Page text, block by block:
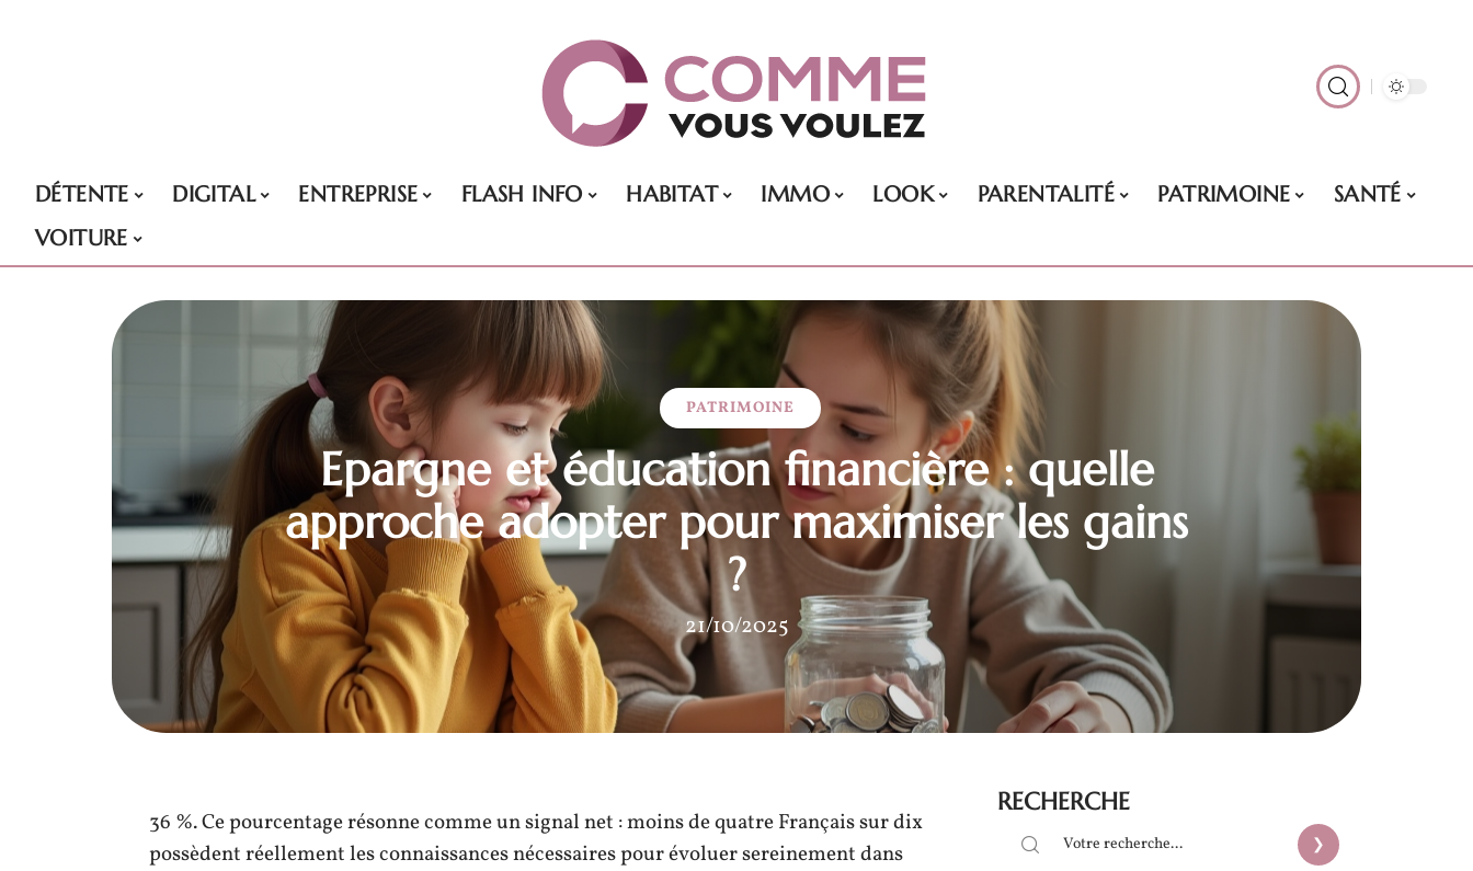
DÉTENTE DIGITAL ENTREPRISE FLASH INFO HABITAT IMMO LOOK PARENTALITÉ PATRIMOINE
SANTÉ
VOITURE
PATRIMOINE
Epargne et éducation financière : quelle
approche adopter pour maximiser les gains
?
21/10/2025
36 %. Ce pourcentage résonne comme un signal net : moins de quatre Français sur dix
possèdent réellement les connaissances nécessaires pour évoluer sereinement dans
RECHERCHE